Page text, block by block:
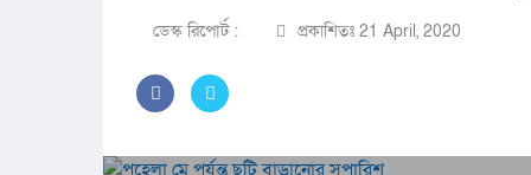
ডেস্ক রিপোর্ট : প্রকাশিতঃ 21 April, 2020